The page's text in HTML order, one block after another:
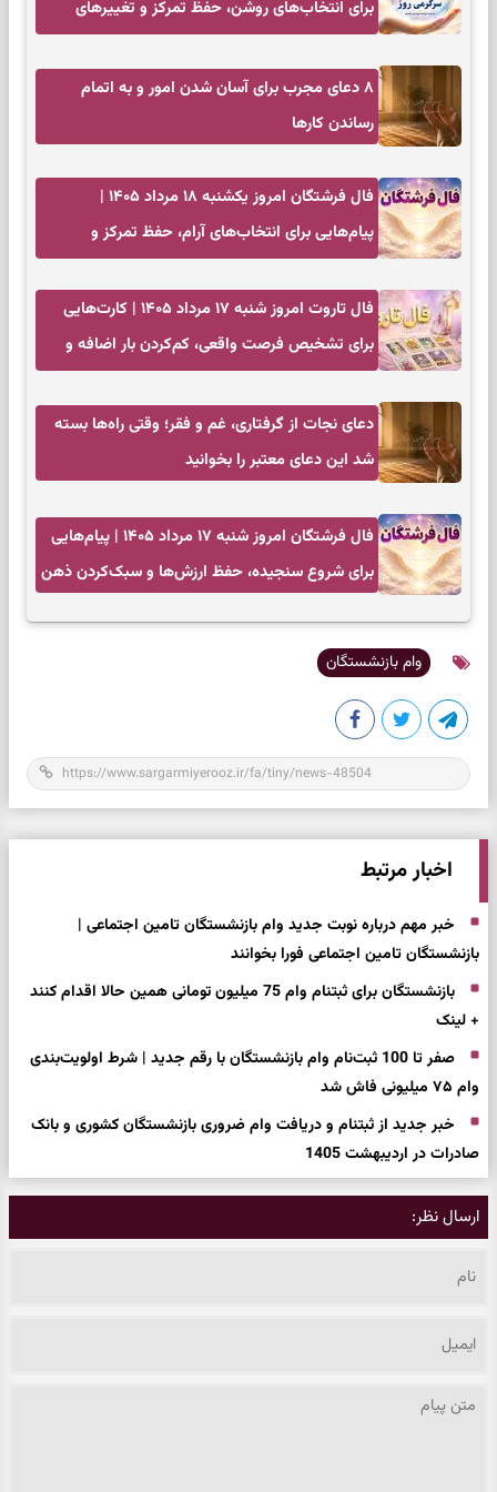
برای انتخاب‌های روشن، حفظ تمرکز و تغییرهای
۸ دعای مجرب برای آسان شدن امور و به اتمام
رساندن کار‌ها
فال فرشتگان امروز یکشنبه ۱۸ مرداد ۱۴۰۵ |
پیام‌هایی برای انتخاب‌های آرام، حفظ تمرکز و
فال تاروت امروز شنبه ۱۷ مرداد ۱۴۰۵ | کارت‌هایی
برای تشخیص فرصت واقعی، کم‌کردن بار اضافه و
دعای نجات از گرفتاری، غم و فقر؛ وقتی راه‌ها بسته
شد این دعای معتبر را بخوانید
فال فرشتگان امروز شنبه ۱۷ مرداد ۱۴۰۵ | پیام‌هایی
برای شروع سنجیده، حفظ ارزش‌ها و سبک‌کردن ذهن
وام بازنشستگان
اخبار مرتبط
خبر مهم درباره نوبت جدید وام بازنشستگان تامین اجتماعی |
بازنشستگان تامین اجتماعی فورا بخوانند
بازنشستگان برای ثبتنام وام 75 میلیون تومانی همین حالا اقدام کنند
+ لینک
صفر تا 100 ثبت‌نام وام بازنشستگان با رقم جدید | شرط اولویت‌بندی
وام ۷۵ میلیونی فاش شد
خبر جدید از ثبتنام و دریافت وام ضروری بازنشستگان کشوری و بانک
صادرات در اردیبهشت 1405
ارسال نظر: